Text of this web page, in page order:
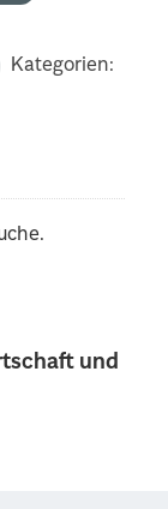
und
Kategorien: